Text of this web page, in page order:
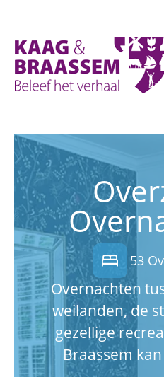
bed 53
Overnachten
weilanden, de
gezellige
Braassem